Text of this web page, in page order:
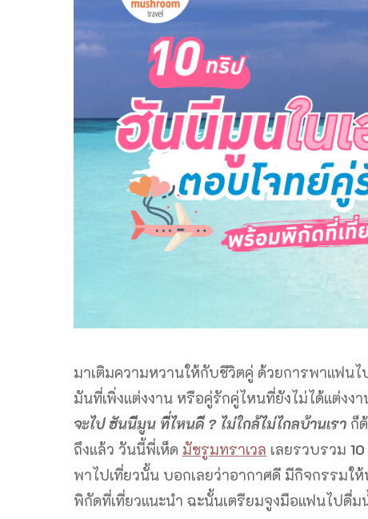
มาเติมความหวานให้กับชีวิตคู่ ด้วยการพาแฟน
มันที่เพิ่งแต่งงาน หรือคู่รักคู่ไหนที่ยังไม่ได้แต่งง
จะไป ฮันนีมูน ที่ไหนดี ? ไม่ใกล้ไม่ไกลบ้านเรา ก็
ถึงแล้ว วันนี้พี่เห็ด มัชรูมทราเวล เลยรวบรวม
พาไปเที่ยวนั้น บอกเลยว่าอากาศดี มีกิจกรรมใ
พิกัดที่เที่ยวแนะนำ ฉะนั้นเตรียมจูงมือแฟนไปดื่ม